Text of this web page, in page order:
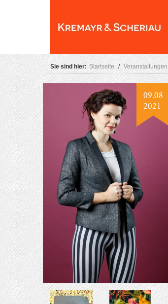
Sie sind hier: Startseite / Veranstaltungen
09.08
2021